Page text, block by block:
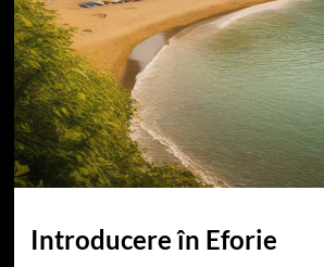
Introducere în Eforie